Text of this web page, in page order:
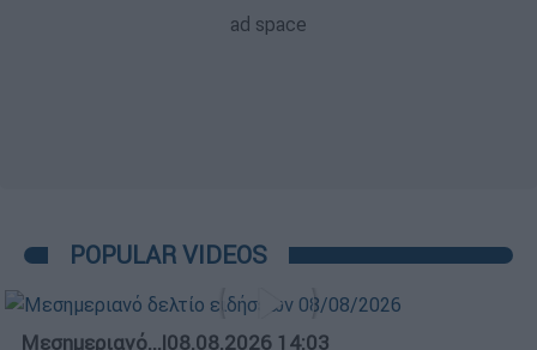
POPULAR VIDEOS
Μεσημεριανό...|08.08.2026 14:03